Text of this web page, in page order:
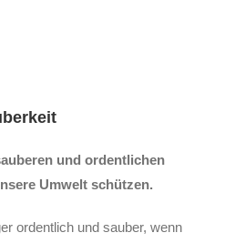
und ordentlichen
Umwelt schützen.
ordentlich und sauber, wenn